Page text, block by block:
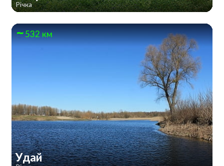
Річка
532 км
Удай